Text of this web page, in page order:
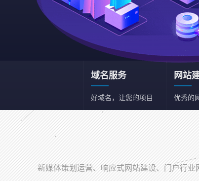
域名服务
好域名，让您的项目
和事业事半功倍
网站
优秀的
一张名
新媒体策划运营
新媒体综合策划运营
新媒体策划运营、响应式网站建设、门户行